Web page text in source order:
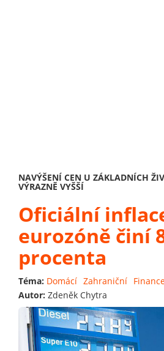
NAVÝŠENÍ CEN U ZÁKLADNÍCH
VÝRAZNĚ VYŠŠÍ
Oficiální
eurozóně činí
procenta
Téma: Domácí Zahraniční
Autor: Zdeněk Chytra